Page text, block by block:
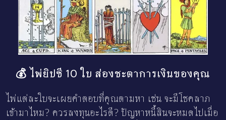
💰 ไพ่ยิปซี 10 ใบ ส่องชะตาการเงินของคุณ
ไพ่แต่ละใบจะเผยคำตอบที่คุณตามหา เช่น จะมีโชคลาภ
เข้ามาไหม? ควรลงทุนอะไรดี? ปัญหาหนี้สินจะหมดไปเมื่อ